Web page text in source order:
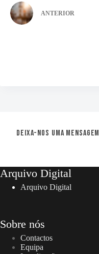
ANTERIOR
Deixa-nos uma mensagem
Arquivo Digital
Arquivo Digital
Sobre nós
Contactos
Equipa